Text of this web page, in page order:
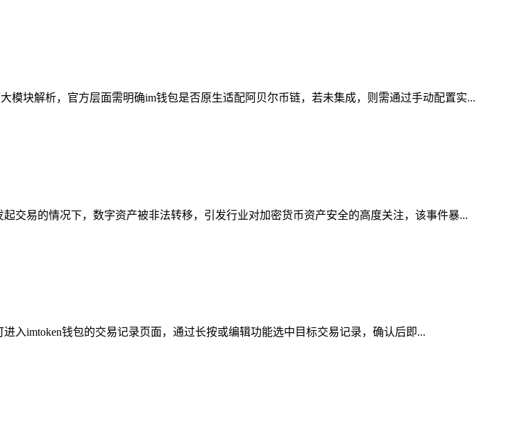
模块解析，官方层面需明确im钱包是否原生适配阿贝尔币链，若未集成，则需通过手动配置实...
交易的情况下，数字资产被非法转移，引发行业对加密货币资产安全的高度关注，该事件暴...
入imtoken钱包的交易记录页面，通过长按或编辑功能选中目标交易记录，确认后即...